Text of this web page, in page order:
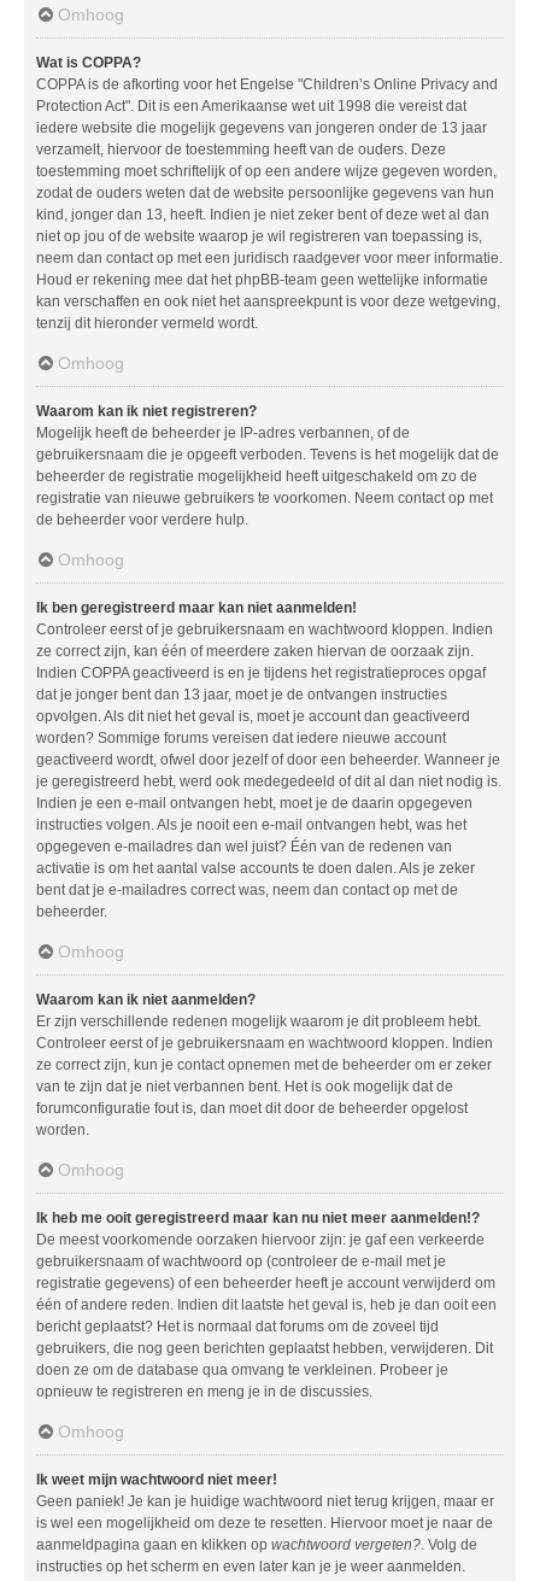
Omhoog
Wat is COPPA?
COPPA is de afkorting voor het Engelse "Children’s Online Privacy and
Protection Act". Dit is een Amerikaanse wet uit 1998 die vereist dat
iedere website die mogelijk gegevens van jongeren onder de 13 jaar
verzamelt, hiervoor de toestemming heeft van de ouders. Deze
toestemming moet schriftelijk of op een andere wijze gegeven worden,
zodat de ouders weten dat de website persoonlijke gegevens van hun
kind, jonger dan 13, heeft. Indien je niet zeker bent of deze wet al dan
niet op jou of de website waarop je wil registreren van toepassing is,
neem dan contact op met een juridisch raadgever voor meer informatie.
Houd er rekening mee dat het phpBB-team geen wettelijke informatie
kan verschaffen en ook niet het aanspreekpunt is voor deze wetgeving,
tenzij dit hieronder vermeld wordt.
Omhoog
Waarom kan ik niet registreren?
Mogelijk heeft de beheerder je IP-adres verbannen, of de
gebruikersnaam die je opgeeft verboden. Tevens is het mogelijk dat de
beheerder de registratie mogelijkheid heeft uitgeschakeld om zo de
registratie van nieuwe gebruikers te voorkomen. Neem contact op met
de beheerder voor verdere hulp.
Omhoog
Ik ben geregistreerd maar kan niet aanmelden!
Controleer eerst of je gebruikersnaam en wachtwoord kloppen. Indien
ze correct zijn, kan één of meerdere zaken hiervan de oorzaak zijn.
Indien COPPA geactiveerd is en je tijdens het registratieproces opgaf
dat je jonger bent dan 13 jaar, moet je de ontvangen instructies
opvolgen. Als dit niet het geval is, moet je account dan geactiveerd
worden? Sommige forums vereisen dat iedere nieuwe account
geactiveerd wordt, ofwel door jezelf of door een beheerder. Wanneer je
je geregistreerd hebt, werd ook medegedeeld of dit al dan niet nodig is.
Indien je een e-mail ontvangen hebt, moet je de daarin opgegeven
instructies volgen. Als je nooit een e-mail ontvangen hebt, was het
opgegeven e-mailadres dan wel juist? Één van de redenen van
activatie is om het aantal valse accounts te doen dalen. Als je zeker
bent dat je e-mailadres correct was, neem dan contact op met de
beheerder.
Omhoog
Waarom kan ik niet aanmelden?
Er zijn verschillende redenen mogelijk waarom je dit probleem hebt.
Controleer eerst of je gebruikersnaam en wachtwoord kloppen. Indien
ze correct zijn, kun je contact opnemen met de beheerder om er zeker
van te zijn dat je niet verbannen bent. Het is ook mogelijk dat de
forumconfiguratie fout is, dan moet dit door de beheerder opgelost
worden.
Omhoog
Ik heb me ooit geregistreerd maar kan nu niet meer aanmelden!?
De meest voorkomende oorzaken hiervoor zijn: je gaf een verkeerde
gebruikersnaam of wachtwoord op (controleer de e-mail met je
registratie gegevens) of een beheerder heeft je account verwijderd om
één of andere reden. Indien dit laatste het geval is, heb je dan ooit een
bericht geplaatst? Het is normaal dat forums om de zoveel tijd
gebruikers, die nog geen berichten geplaatst hebben, verwijderen. Dit
doen ze om de database qua omvang te verkleinen. Probeer je
opnieuw te registreren en meng je in de discussies.
Omhoog
Ik weet mijn wachtwoord niet meer!
Geen paniek! Je kan je huidige wachtwoord niet terug krijgen, maar er
is wel een mogelijkheid om deze te resetten. Hiervoor moet je naar de
aanmeldpagina gaan en klikken op wachtwoord vergeten?. Volg de
instructies op het scherm en even later kan je je weer aanmelden.